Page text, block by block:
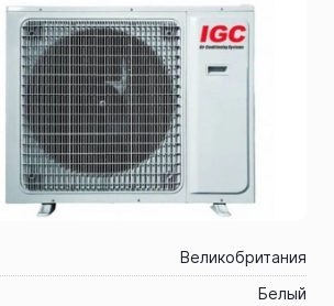
Великобритания
Белый